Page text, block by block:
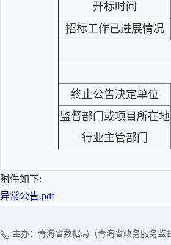
开标时间
招标工作已进展情况
终止公告决定单位
监督部门或项目所在地
行业主管部门
附件如下:
异常公告.pdf
主办：青海省数据局（青海省政务服务监